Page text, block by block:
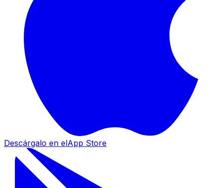
Descárgalo en elApp Store